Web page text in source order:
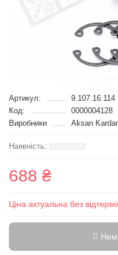
Артикул:
9.107.16.114
Код:
0000004128
Виробники
Aksan
688 ₴
Ціна актуальна без